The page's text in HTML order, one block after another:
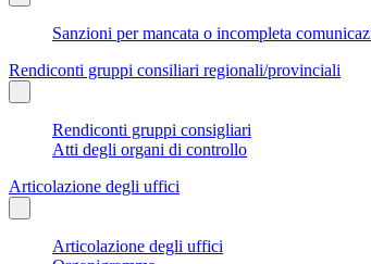
Sanzioni per mancata o incompleta
Rendiconti gruppi consiliari regionali/provinciali
Rendiconti gruppi consigliari
Atti degli organi di controllo
Articolazione degli uffici
Articolazione degli uffici